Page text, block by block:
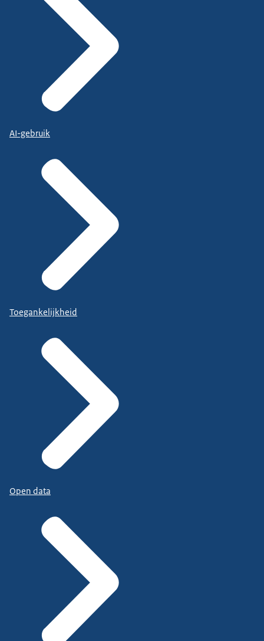
AI-gebruik
Toegankelijkheid
Open data